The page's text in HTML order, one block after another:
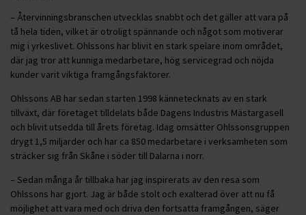
– Återvinningsbranschen utvecklas snabbt och det gäller att vara på
tå hela tiden, vilket är otroligt spännande och något som motiverar
mig i yrkeslivet. Ohlssons har blivit en stark spelare inom området,
där jag tror att kunniga medarbetare, hög servicegrad och nöjda
kunder varit viktiga framgångsfaktorer.
Ohlssons AB har sedan starten 1998 kännetecknats av en stark
tillväxt, där företaget tilldelats både Dagens Industris Mästargasell
och blivit utsedda till årets företag. Idag omsätter Ohlssonsgruppen
drygt 1,5 miljarder och har ca 850 medarbetare i verksamheten som
sträcker sig från Skåne i söder till Dalarna i norr.
– Sedan många år tillbaka har jag inspirerats av den resa som
Ohlssons har gjort. Jag är både stolt och exalterad över att nu få
möjlighet att vara med och driva den fortsatta framgången, säger